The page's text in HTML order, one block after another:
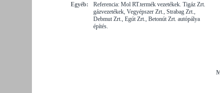
Egyéb:
Referencia: Mol RT.termék vezetékek. Tigáz Zrt.
gázvezetékek, Vegyépszer Zrt., Strabag Zrt.,
Debmut Zrt., Egút Zrt., Betonút Zrt. autópálya
építés.